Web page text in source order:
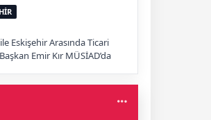
Eskişehir Arasında Ticari
Emir Kır MÜSİAD’da